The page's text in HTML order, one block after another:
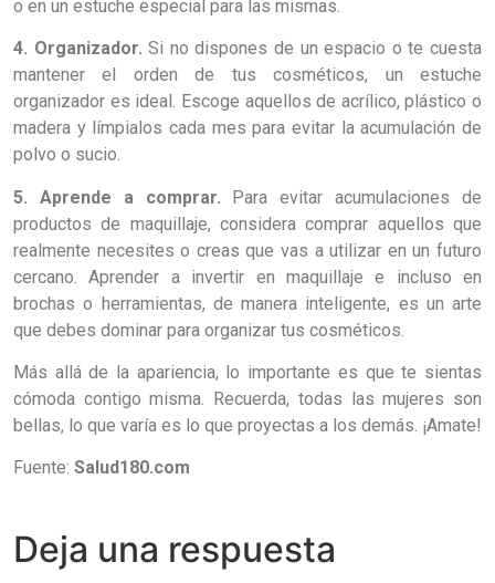
o en un estuche especial para las mismas.
4. Organizador.Si no dispones de un espacio o te cuesta
mantener el orden de tus cosméticos, un estuche
organizador es ideal. Escoge aquellos de acrílico, plástico o
madera y límpialos cada mes para evitar la acumulación de
polvo o sucio.
5. Aprende a comprar. Para evitar acumulaciones de
productos de maquillaje, considera comprar aquellos que
realmente necesites o creas que vas a utilizar en un futuro
cercano. Aprender a invertir en maquillaje e incluso en
brochas o herramientas, de manera inteligente, es un arte
que debes dominar para organizar tus cosméticos.
Más allá de la apariencia, lo importante es que te sientas
cómoda contigo misma. Recuerda, todas las mujeres son
bellas, lo que varía es lo que proyectas a los demás. ¡Amate!
Fuente: Salud180.com
Deja una respuesta